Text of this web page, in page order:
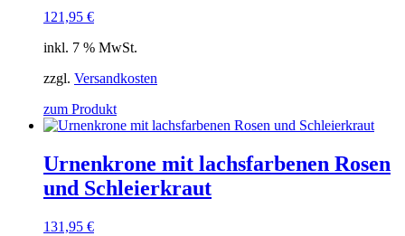
121,95 €
inkl. 7 % MwSt.
zzgl. Versandkosten
zum Produkt
Urnenkrone mit lachsfarbenen Rosen
und Schleierkraut
131,95 €